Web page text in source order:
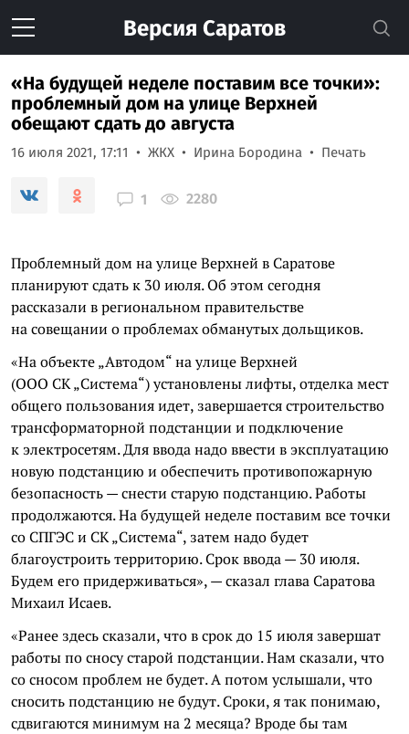
Версия Саратов
«На будущей неделе поставим все точки»:
проблемный дом на улице Верхней
обещают сдать до августа
16 июля 2021, 17:11 ЖКХ Ирина Бородина Печать
1 2280
Проблемный дом на улице Верхней в Саратове
планируют сдать к 30 июля. Об этом сегодня
рассказали в региональном правительстве
на совещании о проблемах обманутых дольщиков.
«На объекте „Автодом“ на улице Верхней
(ООО СК „Система“) установлены лифты, отделка мест
общего пользования идет, завершается строительство
трансформаторной подстанции и подключение
к электросетям. Для ввода надо ввести в эксплуатацию
новую подстанцию и обеспечить противопожарную
безопасность — снести старую подстанцию. Работы
продолжаются. На будущей неделе поставим все точки
со СПГЭС и СК „Система“, затем надо будет
благоустроить территорию. Срок ввода — 30 июля.
Будем его придерживаться», — сказал глава Саратова
Михаил Исаев.
«Ранее здесь сказали, что в срок до 15 июля завершат
работы по сносу старой подстанции. Нам сказали, что
со сносом проблем не будет. А потом услышали, что
сносить подстанцию не будут. Сроки, я так понимаю,
сдвигаются минимум на 2 месяца? Вроде бы там